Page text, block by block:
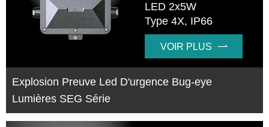
LED 2x5W
Type 4X, IP66
VOIR PLUS 
Explosion Preuve Led D'urgence Bug-eye
Lumières SEG Série